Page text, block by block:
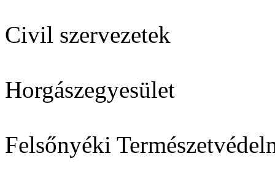
Civil szervezetek
Horgászegyesület
Felsőnyéki